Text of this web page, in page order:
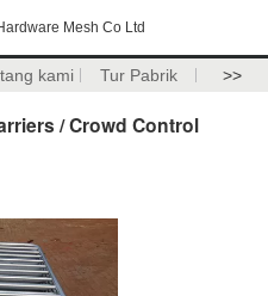
Mesh Co Ltd
kami Tur Pabrik >>
/ Crowd Control